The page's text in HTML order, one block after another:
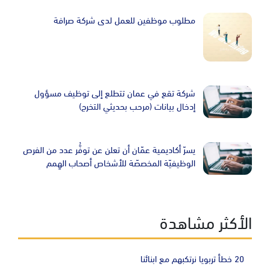
Image مطلوب موظفين للعمل لدى شركة صرافة
Image شركة تقع في عمان تتطلع إلى توظيف مسؤول
إدخال بيانات (مرحب بحديثي التخرج)
Image يسرّ أكاديمية عمّان أن تعلن عن توفُّر عدد من الفرص
الوظيفيّة المخصصّة للأشخاص أصحاب الهِمم
الأكثر مشاهدة
20 خطأ تربويا نرتكبهم مع ابنائنا